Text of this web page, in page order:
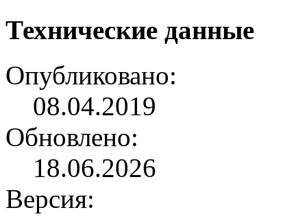
Технические данные
Опубликовано:
08.04.2019
Обновлено:
18.06.2026
Версия: